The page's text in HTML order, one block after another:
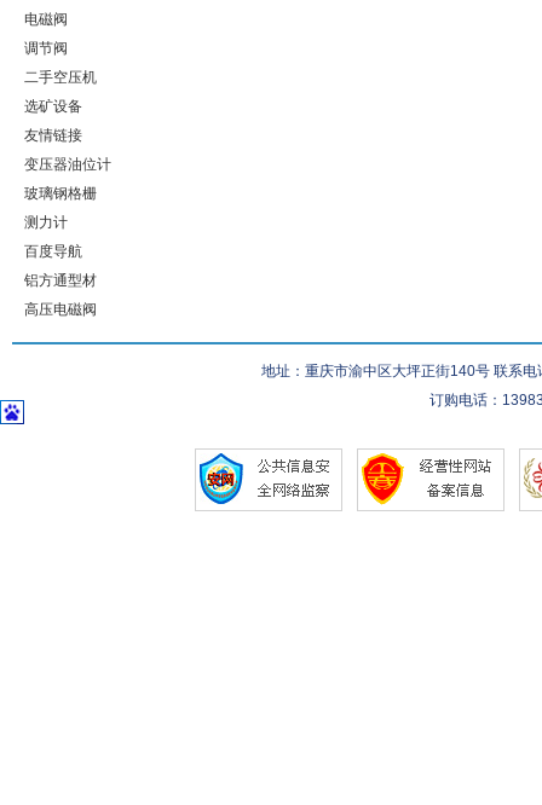
电磁阀
调节阀
二手空压机
选矿设备
友情链接
变压器油位计
玻璃钢格栅
测力计
百度导航
铝方通型材
高压电磁阀
地址：重庆市渝中区大坪正街140号 联系
订购电话：